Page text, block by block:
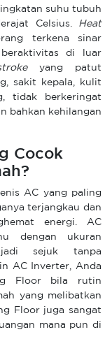
suhu tubuh
Celsius. Heat
terkena sinar
di luar
yang patut
sakit kepala, kulit
tidak berkeringat
bahkan kehilangan
Cocok
AC yang paling
terjangkau dan
energi. AC
dengan ukuran
sejuk tanpa
AC Inverter, Anda
Floor bila rutin
yang melibatkan
Floor juga sangat
mana pun di